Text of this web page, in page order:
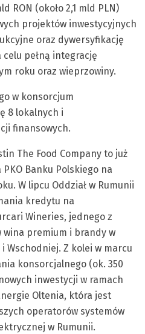
RON (około 2,1 mld PLN)
projektów inwestycyjnych
oraz dywersyfikację
pełną integrację
roku oraz wieprzowiny.
w konsorcjum
8 lokalnych i
finansowych.
The Food Company to już
Banku Polskiego na
W lipcu Oddział w Rumunii
kredytu na
Wineries, jednego z
premium i brandy w
Wschodniej. Z kolei w marcu
konsorcjalnego (ok. 350
inwestycji w ramach
Oltenia, która jest
operatorów systemów
w Rumunii.